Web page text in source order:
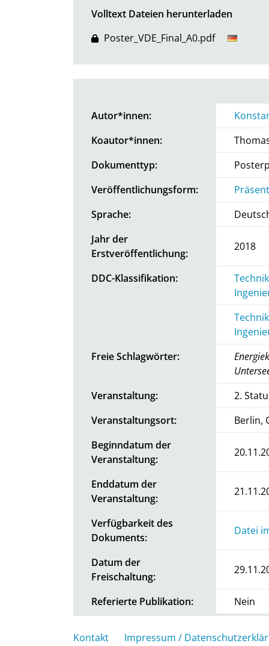
Volltext Dateien herunterladen
Poster_VDE_Final_A0.pdf
Autor*innen:
Koautor*innen:
Dokumenttyp:
Veröffentlichungsform:
Sprache:
Jahr der
Erstveröffentlichung:
2018
DDC-Klassifikation:
Freie Schlagwörter:
Veranstaltung:
2.
Veranstaltungsort:
Berlin,
Beginndatum der
Veranstaltung:
Enddatum der
Veranstaltung:
Verfügbarkeit des
Dokuments:
Datei
Datum der
Freischaltung:
Referierte Publikation: Nein
Kontakt Impressum /